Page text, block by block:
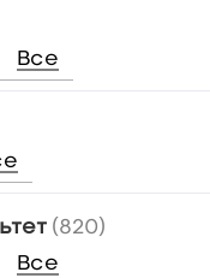
Все
(820)
Все